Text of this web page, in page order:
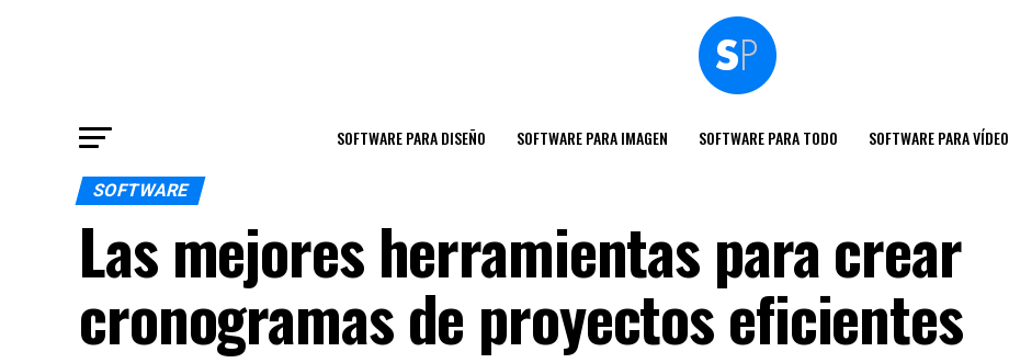
SOFTWARE PARA DISEÑO SOFTWARE PARA IMAGEN SOFTWARE PARA TODO SOFTWARE PARA VÍDEO
SOFTWARE
Las mejores herramientas para crear
cronogramas de proyectos eficientes